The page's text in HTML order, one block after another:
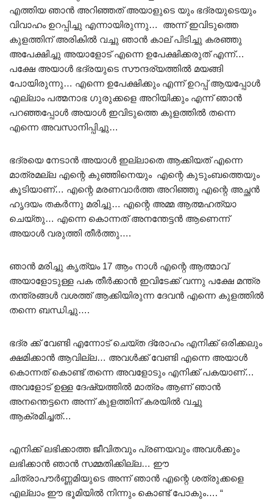
എത്തിയ ഞാൻ അറിഞ്ഞത് അയാളുടെ യും ഭദ്രയുടെയും
വിവാഹം ഉറപ്പിച്ചു എന്നായിരുന്നു… അന്ന് ഇവിടുത്തെ
കുളത്തിന് അരികിൽ വച്ചു ഞാൻ കാല് പിടിച്ചു കരഞ്ഞു
അപേക്ഷിച്ചു അയാളോട് എന്നെ ഉപേക്ഷിക്കരുത് എന്ന്‌…
പക്ഷേ അയാൾ ഭദ്രയുടെ സൗന്ദര്യത്തിൽ മയങ്ങി
പോയിരുന്നു… എന്നെ ഉപേക്ഷിക്കും എന്ന്‌ ഉറപ്പ് ആയപ്പോൾ
എല്ലാം പത്മനാഭ ഗുരുക്കളെ അറിയിക്കും എന്ന്‌ ഞാൻ
പറഞ്ഞപ്പോൾ അയാൾ ഇവിടുത്തെ കുളത്തിൽ തന്നെ
എന്നെ അവസാനിപ്പിച്ചു…
ഭദ്രയെ നേടാൻ അയാൾ ഇല്ലാതെ ആക്കിയത് എന്നെ
മാത്രമല്ല എന്റെ കുഞ്ഞിനെയും എന്റെ കുടുംബത്തെയും
കൂടിയാണ്… എന്റെ മരണവാർത്ത അറിഞ്ഞു എന്റെ അച്ഛൻ
ഹൃദയം തകർന്നു മരിച്ചു… എന്റെ അമ്മ ആത്മഹത്യാ
ചെയ്തു… എന്നെ കൊന്നത് അനന്തേട്ടൻ ആണെന്ന്
അയാൾ വരുത്തി തീർത്തു….
ഞാൻ മരിച്ചു കൃത്യം 17 ആം നാൾ എന്റെ ആത്മാവ്
അയാളോടുള്ള പക തീർക്കാൻ ഇവിടേക്ക് വന്നു പക്ഷേ മന്ത്ര
തന്ത്രങ്ങൾ വശത്ത് ആക്കിയിരുന്ന ദേവൻ എന്നെ കുളത്തിൽ
തന്നെ ബന്ധിച്ചു….
ഭദ്ര ക്ക് വേണ്ടി എന്നോട് ചെയ്ത ദ്രോഹം എനിക്ക് ഒരിക്കലും
ക്ഷമിക്കാൻ ആവില്ല… അവൾക്ക് വേണ്ടി എന്നെ അയാൾ
കൊന്നത് കൊണ്ട് തന്നെ അവളോടും എനിക്ക് പകയാണ്…
അവളോട്‌ ഉള്ള ദേഷ്യത്തിൽ മാത്രം ആണ് ഞാൻ
അനന്തെട്ടനെ അന്ന് കുളത്തിന് കരയിൽ വച്ചു
ആക്രമിച്ചത്…
എനിക്ക് ലഭിക്കാത്ത ജീവിതവും പ്രണയവും അവൾക്കും
ലഭിക്കാൻ ഞാൻ സമ്മതിക്കില്ല… ഈ
ചിത്രാപൗർണ്ണമിയുടെ അന്ന് ഞാൻ എന്റെ ശത്രുക്കളെ
എല്ലാം ഈ ഭൂമിയിൽ നിന്നും കൊണ്ട് പോകും…. “